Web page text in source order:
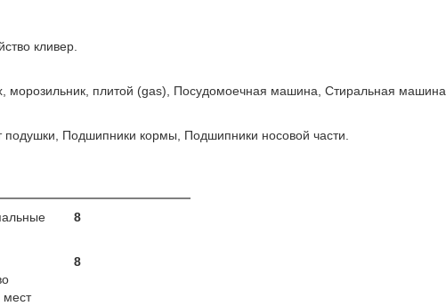
кливер.
морозильник, плитой (gas), Посудомоечная машина, Стиральная машина.
Подшипники кормы, Подшипники носовой части.
8
мест
8